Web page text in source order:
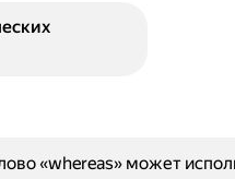
«whereas» может